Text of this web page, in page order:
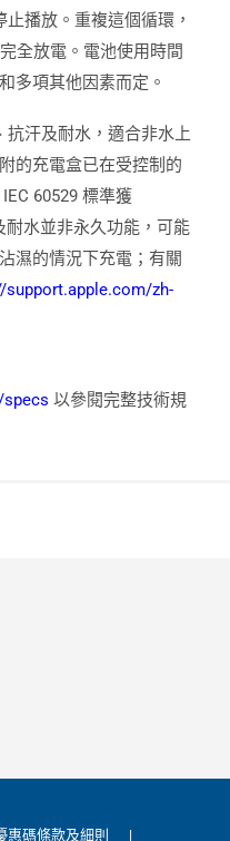
播放。重複這個循環，
全放電。電池使用時間
多項其他因素而定。
汗及耐水，適合非水上
的充電盒已在受控制的
60529 標準獲
耐水並非永久功能，可能
濕的情況下充電；有關
support.apple.com/zh-
以參閱完整技術規
惠碼條款及細則 |